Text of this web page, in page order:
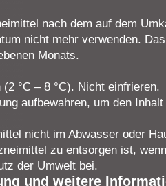
nach dem auf dem
nicht mehr verwenden.
Monats.
°C – 8 °C). Nicht einfrieren.
aufbewahren, um den
nicht im Abwasser oder
zu entsorgen ist,
der Umwelt bei.
und weitere